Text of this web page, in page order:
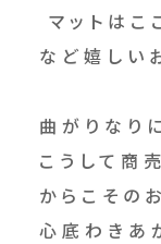
マットはこ
など嬉しい
曲がりなり
こうして商
からこその
心底わきあ